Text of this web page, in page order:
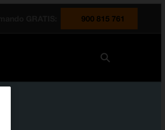
900 815 761